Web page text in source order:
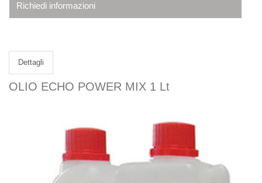
Richiedi informazioni
Dettagli
OLIO ECHO POWER MIX 1 Lt